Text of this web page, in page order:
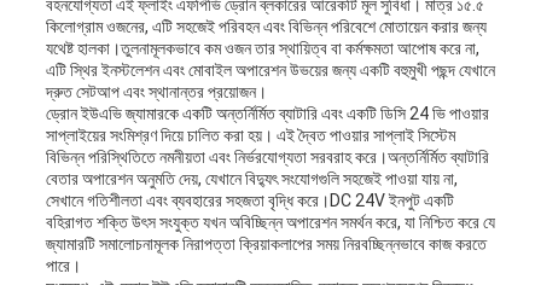
বহনযোগ্যতা এই ফ্লাইং এফপিভি ড্রোন ব্লকারের আরেকটি মূল সুবিধা। মাত্র ১৫.৫
কিলোগ্রাম ওজনের, এটি সহজেই পরিবহন এবং বিভিন্ন পরিবেশে মোতায়েন করার জন্য
যথেষ্ট হালকা।তুলনামূলকভাবে কম ওজন তার স্থায়িত্ব বা কর্মক্ষমতা আপোষ করে না,
এটি স্থির ইনস্টলেশন এবং মোবাইল অপারেশন উভয়ের জন্য একটি বহুমুখী পছন্দ যেখানে
দ্রুত সেটআপ এবং স্থানান্তর প্রয়োজন।
ড্রোন ইউএভি জ্যামারকে একটি অন্তর্নির্মিত ব্যাটারি এবং একটি ডিসি 24 ভি পাওয়ার
সাপ্লাইয়ের সংমিশ্রণ দিয়ে চালিত করা হয়। এই দ্বৈত পাওয়ার সাপ্লাই সিস্টেম
বিভিন্ন পরিস্থিতিতে নমনীয়তা এবং নির্ভরযোগ্যতা সরবরাহ করে।অন্তর্নির্মিত ব্যাটারি
বেতার অপারেশন অনুমতি দেয়, যেখানে বিদ্যুৎ সংযোগগুলি সহজেই পাওয়া যায় না,
সেখানে গতিশীলতা এবং ব্যবহারের সহজতা বৃদ্ধি করে।DC 24V ইনপুট একটি
বহিরাগত শক্তি উৎস সংযুক্ত যখন অবিচ্ছিন্ন অপারেশন সমর্থন করে, যা নিশ্চিত করে যে
জ্যামারটি সমালোচনামূলক নিরাপত্তা ক্রিয়াকলাপের সময় নিরবচ্ছিন্নভাবে কাজ করতে
পারে।